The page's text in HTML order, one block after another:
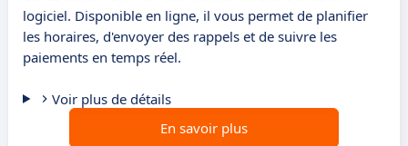
logiciel. Disponible en ligne, il vous permet de planifier
les horaires, d'envoyer des rappels et de suivre les
paiements en temps réel.
Voir plus de détails
En savoir plus